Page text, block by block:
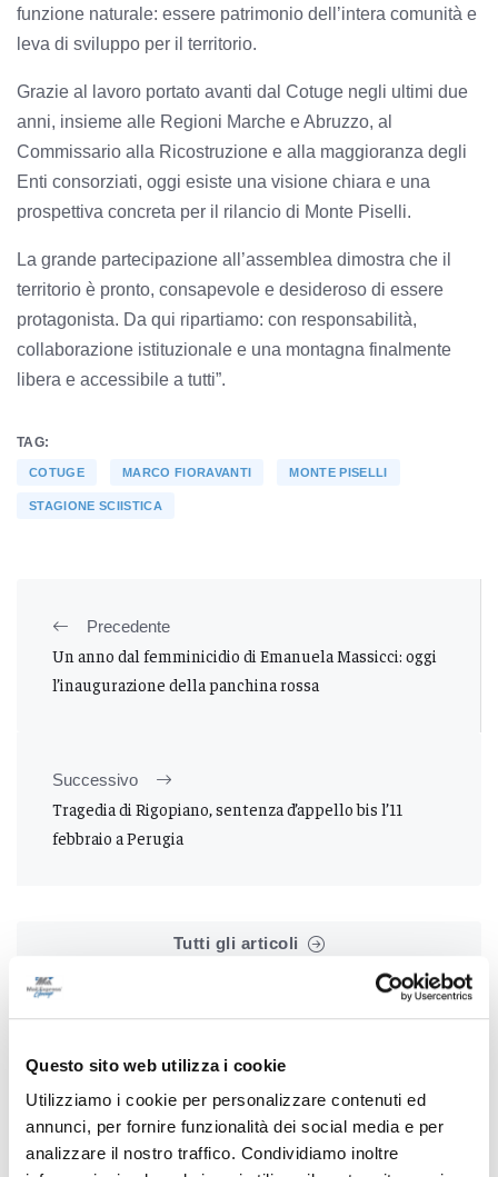
Questo sito web utilizza i cookie
Utilizziamo i cookie per personalizzare contenuti ed
annunci, per fornire funzionalità dei social media e per
analizzare il nostro traffico. Condividiamo inoltre
funzione naturale: essere patrimonio dell’intera comunità e
leva di sviluppo per il territorio.
Grazie al lavoro portato avanti dal Cotuge negli ultimi due
anni, insieme alle Regioni Marche e Abruzzo, al
Commissario alla Ricostruzione e alla maggioranza degli
Enti consorziati, oggi esiste una visione chiara e una
prospettiva concreta per il rilancio di Monte Piselli.
La grande partecipazione all’assemblea dimostra che il
territorio è pronto, consapevole e desideroso di essere
protagonista. Da qui ripartiamo: con responsabilità,
collaborazione istituzionale e una montagna finalmente
libera e accessibile a tutti”.
TAG:
COTUGE MARCO FIORAVANTI MONTE PISELLI
STAGIONE SCIISTICA
Precedente
Un anno dal femminicidio di Emanuela Massicci: oggi
l’inaugurazione della panchina rossa
Successivo
Tragedia di Rigopiano, sentenza d’appello bis l’11
febbraio a Perugia
Tutti gli articoli
Correlati